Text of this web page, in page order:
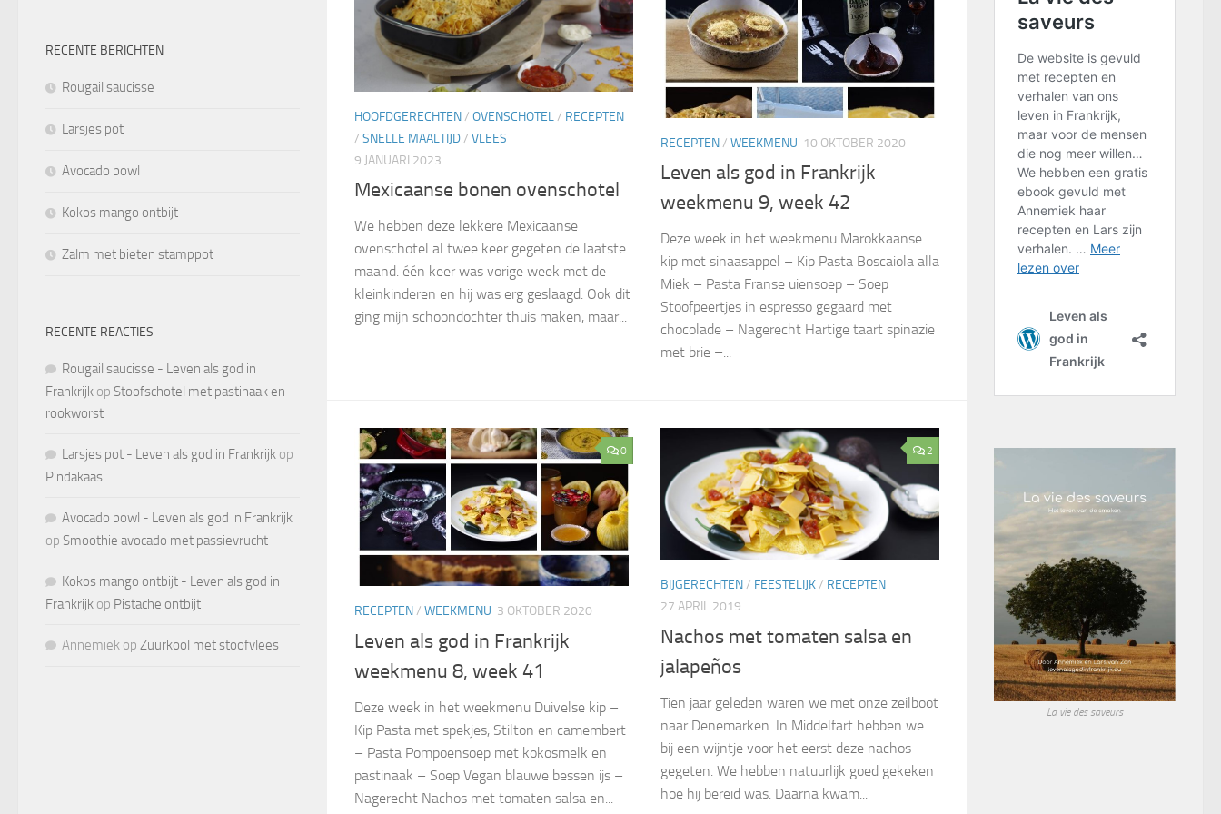
HOOFDGERECHTEN/ OVENSCHOTEL/ RECEPTEN
/ SNELLE MAALTIJD/ VLEES
9 JANUARI 2023
Mexicaanse bonen ovenschotel
We hebben deze lekkere Mexicaanse
ovenschotel al twee keer gegeten de laatste
maand. één keer was vorige week met de
kleinkinderen en hij was erg geslaagd. Ook dit
ging mijn schoondochter thuis maken, maar...
RECEPTEN/ WEEKMENU 10 OKTOBER 2020
Leven als god in Frankrijk
weekmenu 9, week 42
Deze week in het weekmenu Marokkaanse
kip met sinaasappel – Kip Pasta Boscaiola alla
Miek – Pasta Franse uiensoep – Soep
Stoofpeertjes in espresso gegaard met
chocolade – Nagerecht Hartige taart spinazie
met brie –...
0
RECEPTEN/ WEEKMENU 3 OKTOBER 2020
Leven als god in Frankrijk
weekmenu 8, week 41
Deze week in het weekmenu Duivelse kip –
Kip Pasta met spekjes, Stilton en camembert
– Pasta Pompoensoep met kokosmelk en
pastinaak – Soep Vegan blauwe bessen ijs –
Nagerecht Nachos met tomaten salsa en...
2
BIJGERECHTEN/ FEESTELIJK/ RECEPTEN
27 APRIL 2019
Nachos met tomaten salsa en
jalapeños
Tien jaar geleden waren we met onze zeilboot
naar Denemarken. In Middelfart hebben we
bij een wijntje voor het eerst deze nachos
gegeten. We hebben natuurlijk goed gekeken
hoe hij bereid was. Daarna kwam...
RECENTE BERICHTEN
Rougail saucisse
Larsjes pot
Avocado bowl
Kokos mango ontbijt
Zalm met bieten stamppot
RECENTE REACTIES
Rougail saucisse - Leven als god in
Frankrijk op Stoofschotel met pastinaak en
rookworst
Larsjes pot - Leven als god in Frankrijk op
Pindakaas
Avocado bowl - Leven als god in Frankrijk
op Smoothie avocado met passievrucht
Kokos mango ontbijt - Leven als god in
Frankrijk op Pistache ontbijt
Annemiek op Zuurkool met stoofvlees
La vie des saveurs